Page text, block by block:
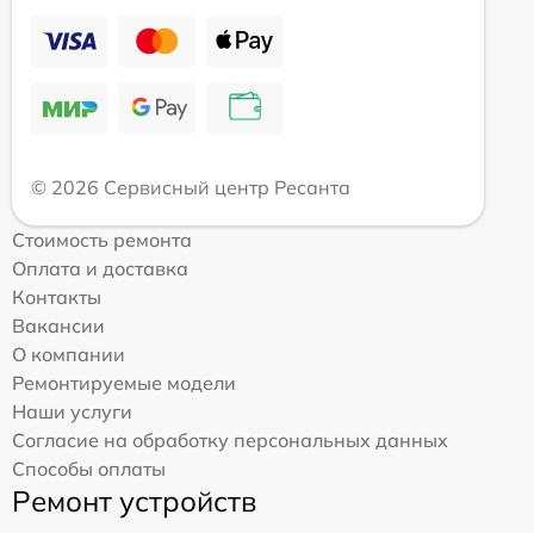
© 2026 Сервисный центр Ресанта
Стоимость ремонта
Оплата и доставка
Контакты
Вакансии
О компании
Ремонтируемые модели
Наши услуги
Согласие на обработку персональных данных
Способы оплаты
Ремонт устройств